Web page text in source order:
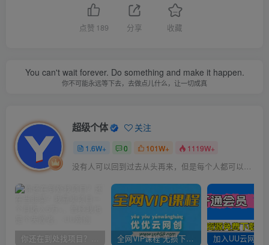
点赞 189 分享 收藏
You can't wait forever. Do something and make it happen.
你不可能永远等下去，去做点儿什么，让一切成真
超级个体 关注
1.6W+ 0 101W+ 1119W+
没有人可以回到过去从头再来，但是每个人都可以从今天开始，创造一个全新的结局
你还在到处找项目？还在当韭菜？我靠卖项目一个月收入5万+，曾经我也是个失败者。 全网VIP课程 无损下载~